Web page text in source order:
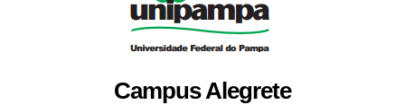
Campus Alegrete